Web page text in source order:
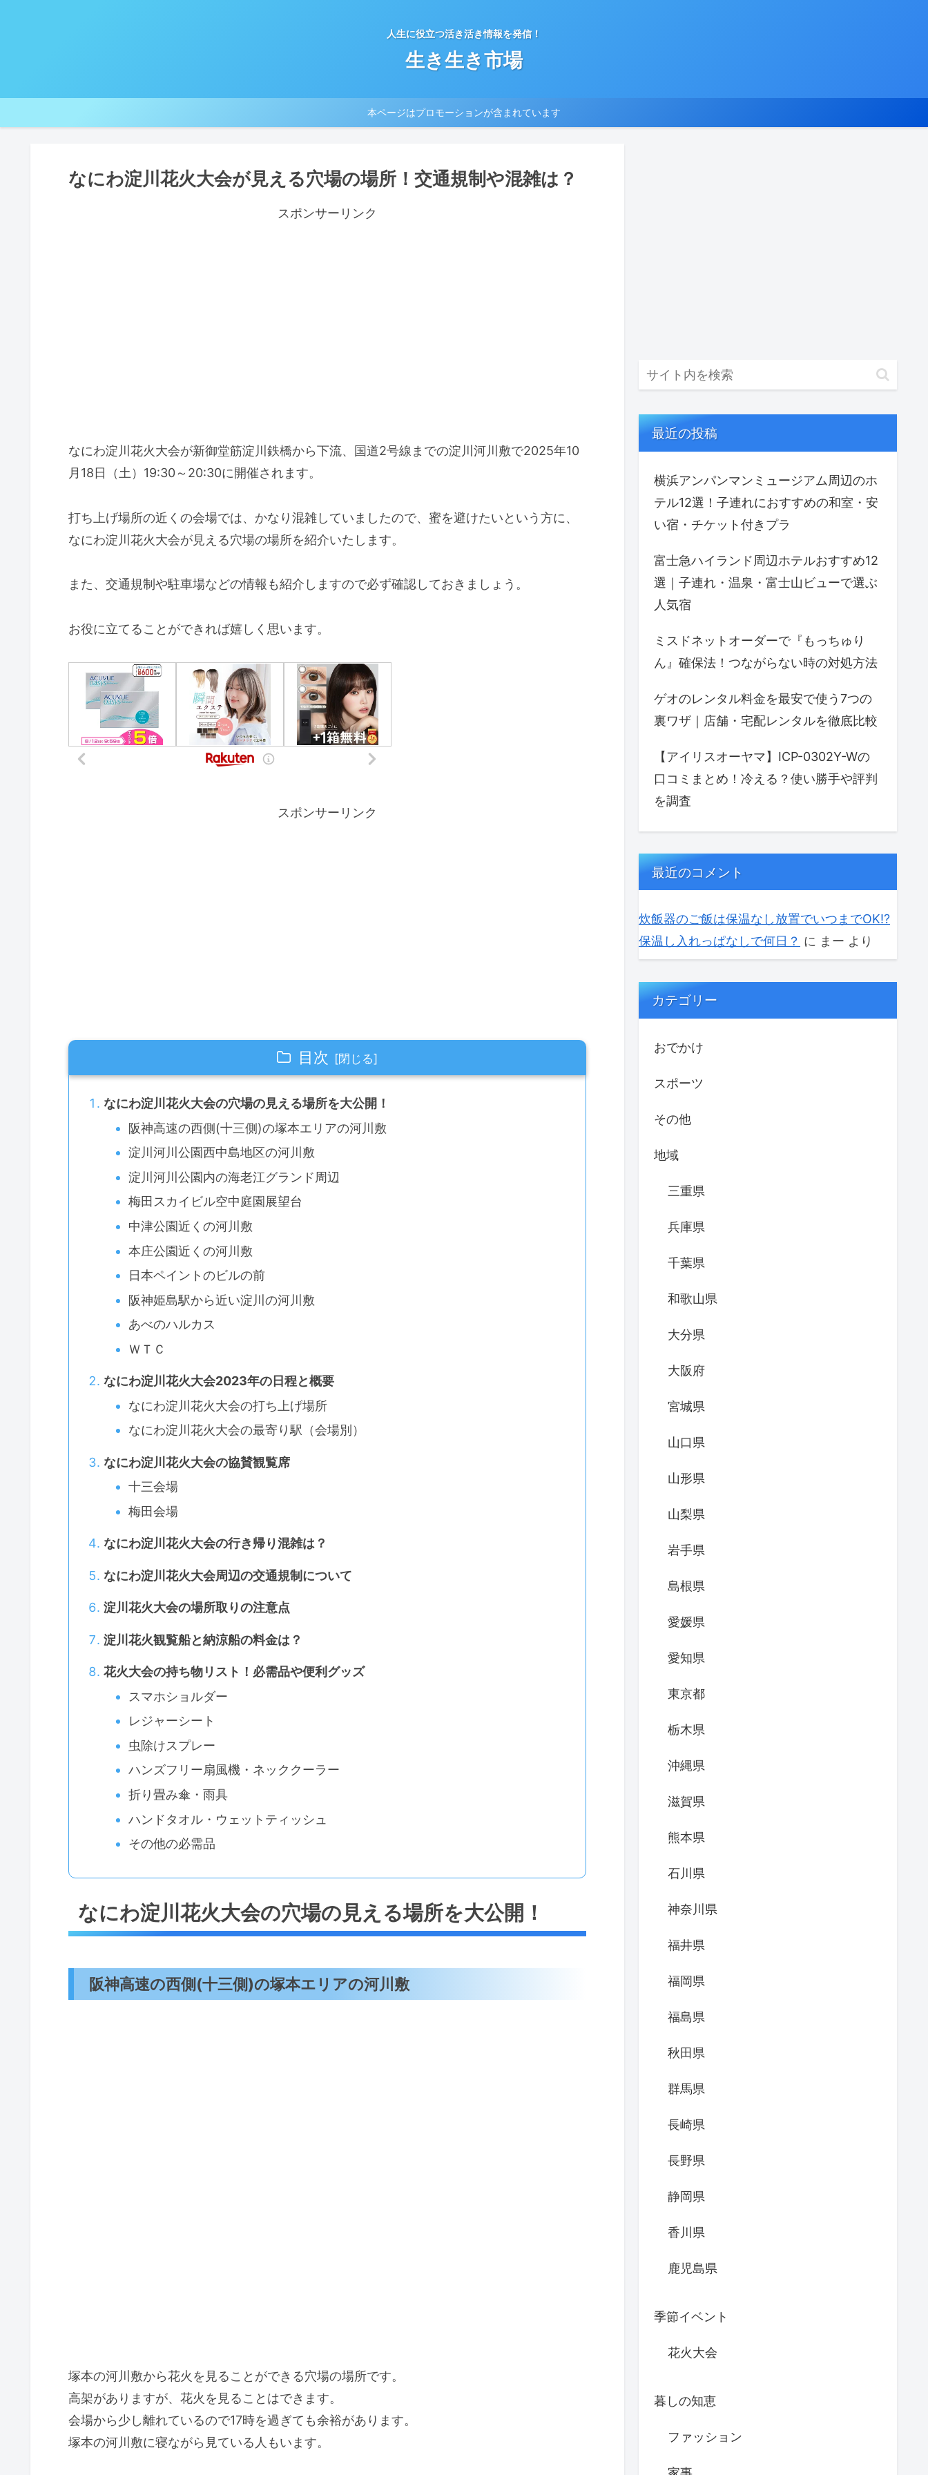
人生に役立つ活き活き情報を発信！
生き生き市場
本ページはプロモーションが含まれています
なにわ淀川花火大会が見える穴場の場所！交通規制や混雑は？
スポンサーリンク
なにわ淀川花火大会が新御堂筋淀川鉄橋から下流、国道2号線までの淀川河川敷で2025年10
月18日（土）19:30～20:30に開催されます。
打ち上げ場所の近くの会場では、かなり混雑していましたので、蜜を避けたいという方に、
なにわ淀川花火大会が見える穴場の場所を紹介いたします。
また、交通規制や駐車場などの情報も紹介しますので必ず確認しておきましょう。
お役に立てることができれば嬉しく思います。
スポンサーリンク
目次
なにわ淀川花火大会の穴場の見える場所を大公開！
阪神高速の西側(十三側)の塚本エリアの河川敷
淀川河川公園西中島地区の河川敷
淀川河川公園内の海老江グランド周辺
梅田スカイビル空中庭園展望台
中津公園近くの河川敷
本庄公園近くの河川敷
日本ペイントのビルの前
阪神姫島駅から近い淀川の河川敷
あべのハルカス
ＷＴＣ
なにわ淀川花火大会2023年の日程と概要
なにわ淀川花火大会の打ち上げ場所
なにわ淀川花火大会の最寄り駅（会場別）
なにわ淀川花火大会の協賛観覧席
十三会場
梅田会場
なにわ淀川花火大会の行き帰り混雑は？
なにわ淀川花火大会周辺の交通規制について
淀川花火大会の場所取りの注意点
淀川花火観覧船と納涼船の料金は？
花火大会の持ち物リスト！必需品や便利グッズ
スマホショルダー
レジャーシート
虫除けスプレー
ハンズフリー扇風機・ネッククーラー
折り畳み傘・雨具
ハンドタオル・ウェットティッシュ
その他の必需品
なにわ淀川花火大会の穴場の見える場所を大公開！
阪神高速の西側(十三側)の塚本エリアの河川敷
塚本の河川敷から花火を見ることができる穴場の場所です。
高架がありますが、花火を見ることはできます。
会場から少し離れているので17時を過ぎても余裕があります。
塚本の河川敷に寝ながら見ている人もいます。
最近の投稿
横浜アンパンマンミュージアム周辺のホ
テル12選！子連れにおすすめの和室・安
い宿・チケット付きプラ
富士急ハイランド周辺ホテルおすすめ12
選｜子連れ・温泉・富士山ビューで選ぶ
人気宿
ミスドネットオーダーで『もっちゅり
ん』確保法！つながらない時の対処方法
ゲオのレンタル料金を最安で使う7つの
裏ワザ｜店舗・宅配レンタルを徹底比較
【アイリスオーヤマ】ICP-0302Y-Wの
口コミまとめ！冷える？使い勝手や評判
を調査
最近のコメント
炊飯器のご飯は保温なし放置でいつまでOK⁉
保温し入れっぱなしで何日？ に まー より
カテゴリー
おでかけ
スポーツ
その他
地域
三重県
兵庫県
千葉県
和歌山県
大分県
大阪府
宮城県
山口県
山形県
山梨県
岩手県
島根県
愛媛県
愛知県
東京都
栃木県
沖縄県
滋賀県
熊本県
石川県
神奈川県
福井県
福岡県
福島県
秋田県
群馬県
長崎県
長野県
静岡県
香川県
鹿児島県
季節イベント
花火大会
暮しの知恵
ファッション